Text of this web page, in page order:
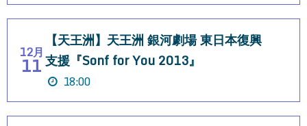
12月
11
【天王洲】天王洲 銀河劇場 東日本復興
支援『Sonf for You 2013』
18:00